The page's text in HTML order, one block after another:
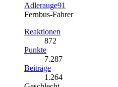
Adlerauge91
Fernbus-Fahrer
Reaktionen
872
Punkte
7.287
Beiträge
1.264